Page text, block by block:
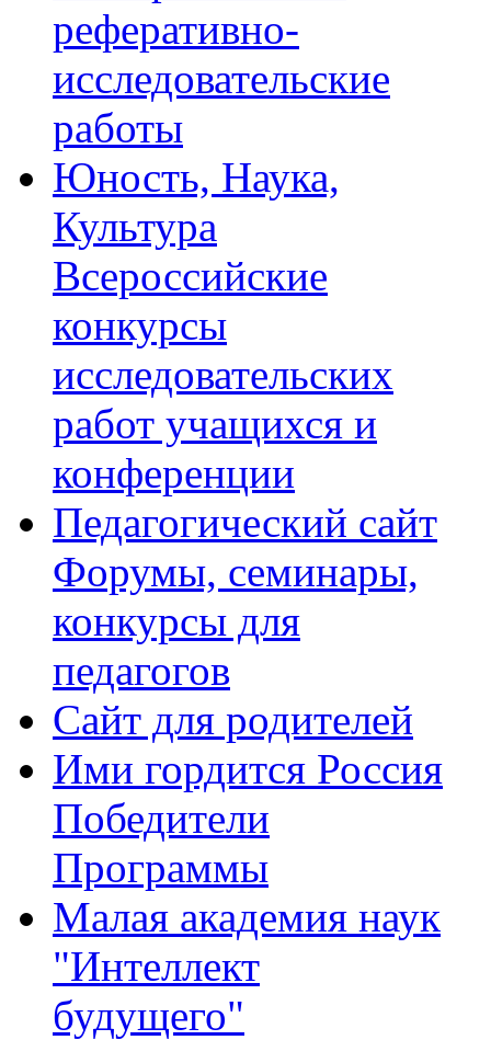
реферативно-
исследовательские
работы
Юность, Наука,
Культура
Всероссийские
конкурсы
исследовательских
работ учащихся и
конференции
Педагогический сайт
Форумы, семинары,
конкурсы для
педагогов
Сайт для родителей
Ими гордится Россия
Победители
Программы
Малая академия наук
"Интеллект
будущего"